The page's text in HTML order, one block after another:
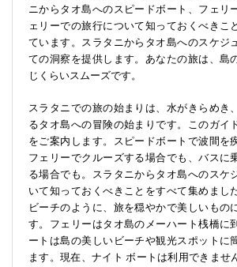
ニからタオ島へのスピードボート、フェリ
ェリーでの旅行について知っておくべきこ
ています。スラタニからタオ島へのスケジ
ての洞察を提供します。あなたの旅は、島
じくらいスムーズです。
スラタニでの旅の始まりは、水がきらめき
るタオ島への冒険の始まりです。このガイ
をご案内します。スピードボートで波間を
フェリーでクルーズする場合でも、バスに
る場合でも。スラタニからタオ島へのスケ
いて知っておくべきことをすべて集めまし
ビーチのように、旅を穏やかで美しいもの
す。フェリーはタオ島のメーハート桟橋に
ートは島の美しいビーチや観光スポットに
ます。現在、ナイト ボートは利用できませ